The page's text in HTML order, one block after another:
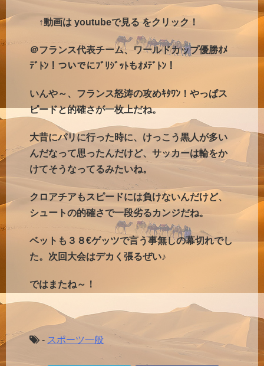
↑動画は youtubeで見る をクリック！
＠フランス代表チーム、ワールドカップ優勝ｵﾒ
ﾃﾞﾄﾝ！ついでにﾌﾞﾘｼﾞｯﾄもｵﾒﾃﾞﾄﾝ！
いんや～、フランス怒涛の攻めｷﾀﾜﾝ！やっぱス
ピードと的確さが一枚上だね。
大昔にパリに行った時に、けっこう黒人が多い
んだなって思ったんだけど、サッカーは輪をか
けてそうなってるみたいね。
クロアチアもスピードには負けないんだけど、
シュートの的確さで一段劣るカンジだね。
ベットも３８€ゲッツで言う事無しの幕切れでし
た。次回大会はデカく張るぜい♪
ではまたね～！
- スポーツ一般